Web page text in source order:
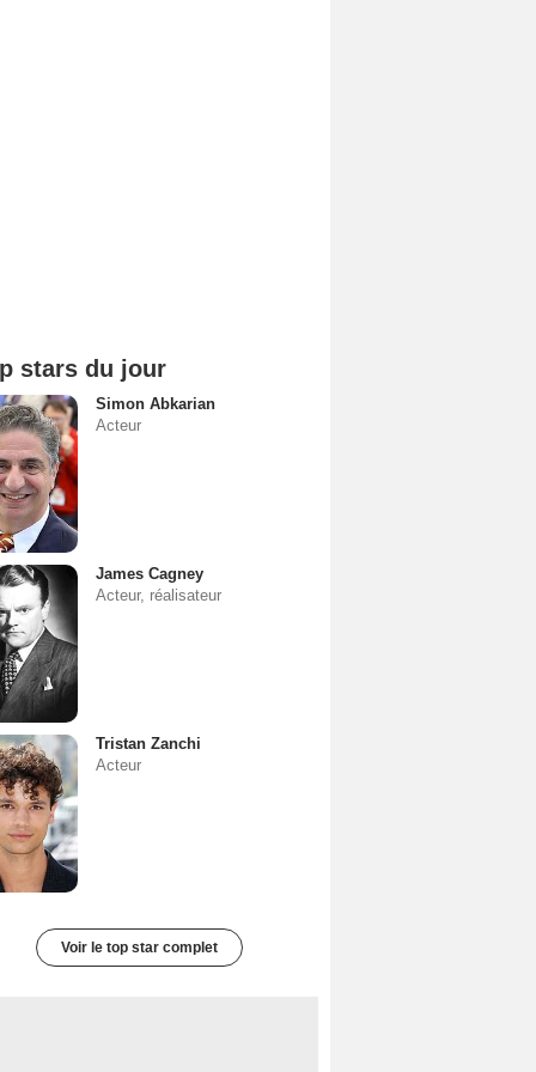
stars du jour
Simon Abkarian
Acteur
James Cagney
Acteur, réalisateur
Tristan Zanchi
Acteur
Voir le top star complet